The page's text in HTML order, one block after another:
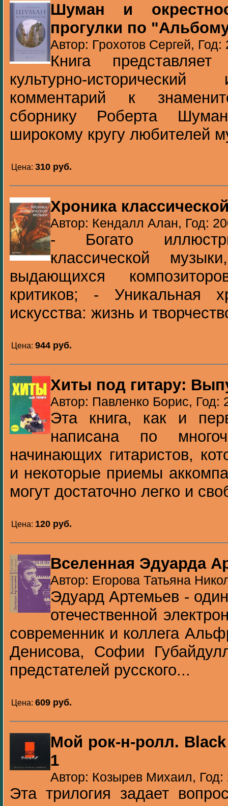
Шуман и
прогулки по
Автор: Грохотов Сергей, Год:
Книга
культурно-
комментарий к
сборнику Роберта
широкому кругу любителей
Цена: 310 pуб.
Хроника
Автор: Кендалл Алан, Год:
- Богато
классической
выдающихся
критиков; - Уникальная
искусства: жизнь и
Цена: 944 pуб.
Хиты под гитару:
Автор: Павленко Борис, Год:
Эта книга, как и
написана по
начинающих гитаристов,
и некоторые приемы
могут достаточно легко и
Цена: 120 pуб.
Вселенная Эдуарда
Автор: Егорова Татьяна
Эдуард Артемьев -
отечественной
современник и коллега
Денисова, Софии
предстателей русского...
Цена: 609 pуб.
Мой рок-н-ролл.
1
Автор: Козырев Михаил, Год:
Эта трилогия задает